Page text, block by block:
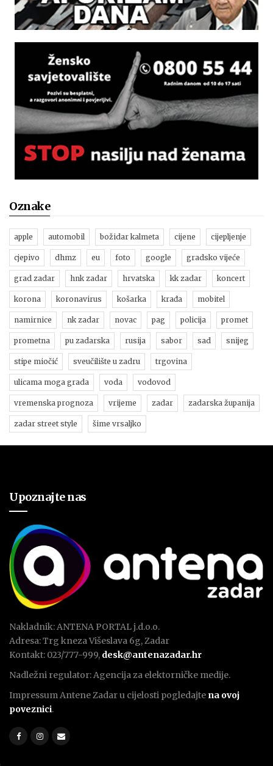
Oznake
apple automobil božidar kalmeta cijene cijepljenje
cjepivo dhmz eu foto google gradsko vijeće
grad zadar hnk zadar hrvatska kk zadar koncert
korona koronavirus košarka krađa mobitel
namirnice nk zadar novac pag policija promet
prometna pu zadarska rusija sabor sad snijeg
stipe miočić sveučilište u zadru trgovina
ulicama moga grada voda vodovod
vremenska prognoza vrijeme zadar zadarska županija
zadar street style šime vrsaljko
Upoznajte nas
Nakladnik: ANTENA PORTAL j.d.o.o.
Adresa: Trg kneza Višeslava 6g, Zadar
Kontakt: 023/777-999, desk@antenazadar.hr
Nadležni regulator: Agencija za elektorničke medije.
Impressum Antene Zadar u cijelosti pogledajte na ovoj
poveznici.